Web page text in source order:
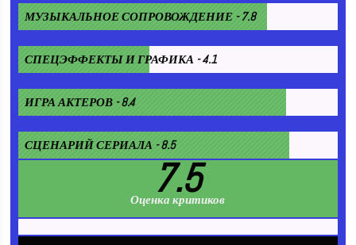
МУЗЫКАЛЬНОЕ СОПРОВОЖДЕНИЕ - 7.8
СПЕЦЭФФЕКТЫ И ГРАФИКА - 4.1
ИГРА АКТЕРОВ - 8.4
СЦЕНАРИЙ СЕРИАЛА - 8.5
7.5
Оценка критиков